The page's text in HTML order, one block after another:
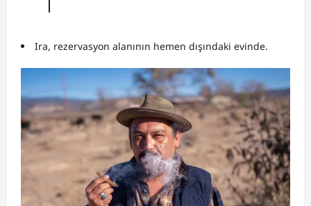
Ira, rezervasyon alanının hemen dışındaki evinde.